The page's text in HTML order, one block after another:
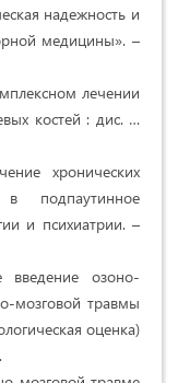
надежность и
медицины». –
лечении
костей : дис. …
хронических
подпаутинное
и психиатрии. –
озоно-
мозговой травмы
оценка)